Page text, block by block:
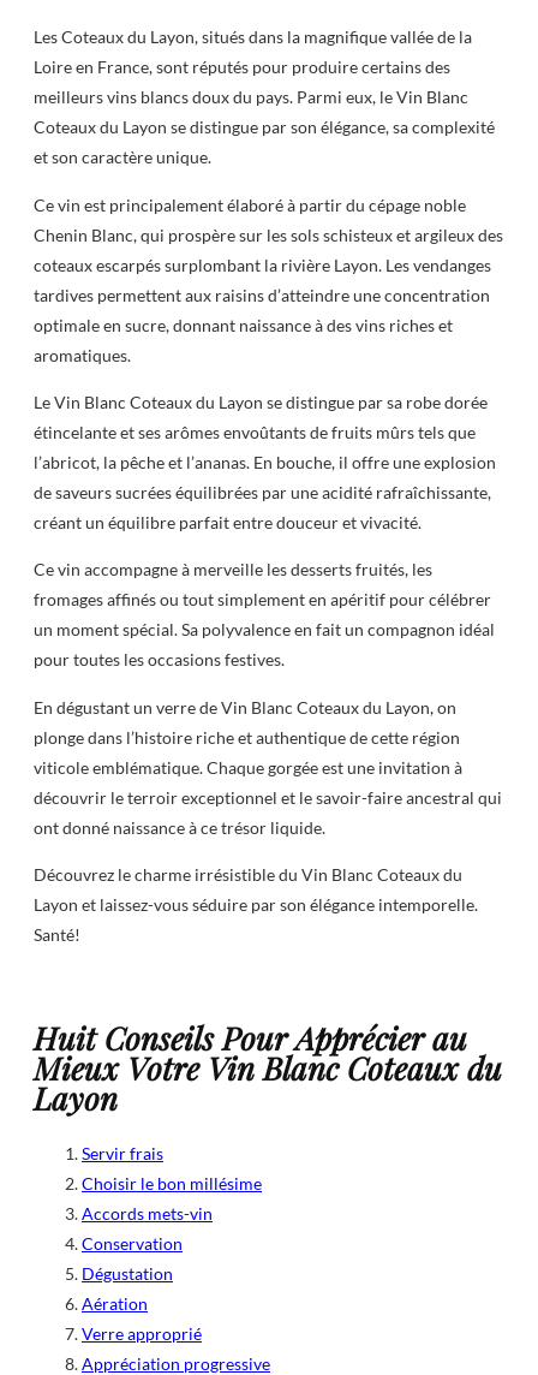
Les Coteaux du Layon, situés dans la magnifique vallée de la
Loire en France, sont réputés pour produire certains des
meilleurs vins blancs doux du pays. Parmi eux, le Vin Blanc
Coteaux du Layon se distingue par son élégance, sa complexité
et son caractère unique.
Ce vin est principalement élaboré à partir du cépage noble
Chenin Blanc, qui prospère sur les sols schisteux et argileux des
coteaux escarpés surplombant la rivière Layon. Les vendanges
tardives permettent aux raisins d’atteindre une concentration
optimale en sucre, donnant naissance à des vins riches et
aromatiques.
Le Vin Blanc Coteaux du Layon se distingue par sa robe dorée
étincelante et ses arômes envoûtants de fruits mûrs tels que
l’abricot, la pêche et l’ananas. En bouche, il offre une explosion
de saveurs sucrées équilibrées par une acidité rafraîchissante,
créant un équilibre parfait entre douceur et vivacité.
Ce vin accompagne à merveille les desserts fruités, les
fromages affinés ou tout simplement en apéritif pour célébrer
un moment spécial. Sa polyvalence en fait un compagnon idéal
pour toutes les occasions festives.
En dégustant un verre de Vin Blanc Coteaux du Layon, on
plonge dans l’histoire riche et authentique de cette région
viticole emblématique. Chaque gorgée est une invitation à
découvrir le terroir exceptionnel et le savoir-faire ancestral qui
ont donné naissance à ce trésor liquide.
Découvrez le charme irrésistible du Vin Blanc Coteaux du
Layon et laissez-vous séduire par son élégance intemporelle.
Santé!
Huit Conseils Pour Apprécier au
Mieux Votre Vin Blanc Coteaux du
Layon
Servir frais
Choisir le bon millésime
Accords mets-vin
Conservation
Dégustation
Aération
Verre approprié
Appréciation progressive